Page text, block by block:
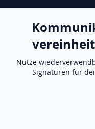
Nutze
Signaturen für